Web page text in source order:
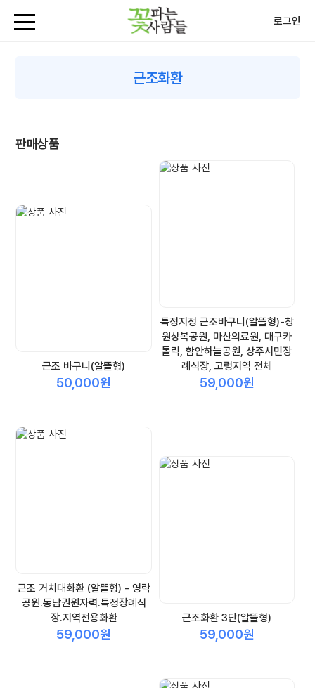
로그인
근조화환
판매상품
근조 바구니(알뜰형)
50,000원
특정지정 근조바구니(알뜰형)-창
원상복공원, 마산의료원, 대구카
톨릭, 함안하늘공원, 상주시민장
례식장, 고령지역 전체
59,000원
근조 거치대화환 (알뜰형) - 영락
공원.동남권원자력.특정장례식
장.지역전용화환
59,000원
근조화환 3단(알뜰형)
59,000원